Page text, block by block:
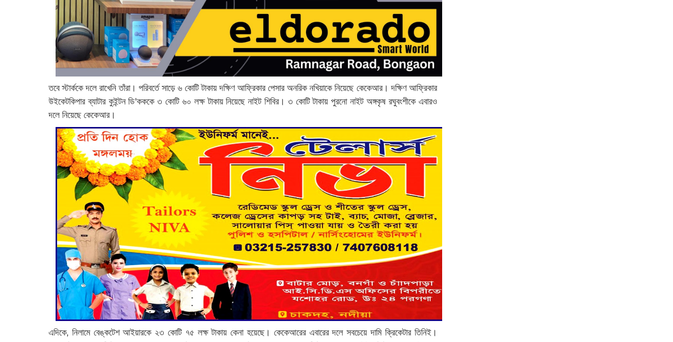
তবে স্টার্ককে দলে রাখেনি তাঁরা। পরিবর্তে সাড়ে ৬ কোটি টাকায় দক্ষিণ আফ্রিকার পেসার অনরিক নখিয়াকে নিয়েছে কেকেআর। দক্ষিণ আফ্রিকার
উইকেটকিপার ব্যাটার কুইন্টন ডি'কককে ৩ কোটি ৬০ লক্ষ টাকায় নিয়েছে নাইট শিবির। ৩ কোটি টাকায় পুরনো নাইট অঙ্গকৃষ রঘুবংশীকে এবারও
দলে নিয়েছে কেকেআর।
এদিকে, নিলামে বেঙ্কটেশ আইয়ারকে ২৩ কোটি ৭৫ লক্ষ টাকায় কেনা হয়েছে। কেকেআরের এবারের দলে সবচেয়ে দামি ক্রিকেটার তিনিই।